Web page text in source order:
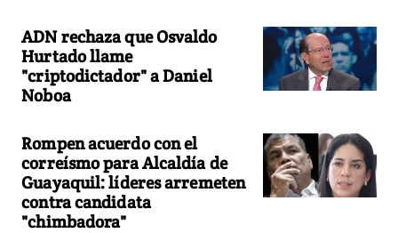
ADN rechaza que Osvaldo
Hurtado llame
"criptodictador" a Daniel
Noboa
Rompen acuerdo con el
correísmo para Alcaldía de
Guayaquil: líderes arremeten
contra candidata
"chimbadora"